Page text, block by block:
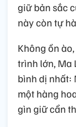
giữ bản sắc
này còn tự
Không ồn
trình lớn, Ma
bình dị nhất:
một hàng
gìn giữ cẩn